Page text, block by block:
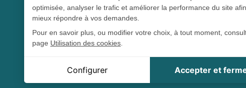
Le spécialiste du matériel médical
L 5213-3 du code de la santé publique et à l’arrêté du
tous les
Distrimed.com est un service de la société Distrimed SAS au capital de 40
optimisée, analyser le trafic et améliorer la performance du site
mieux répondre à vos demandes.
Pour en savoir plus, ou modifier votre choix, à tout moment,
page Utilisation des cookies
Cookie de session, indispensable à la navigation sur le site
Configurer Accepter et